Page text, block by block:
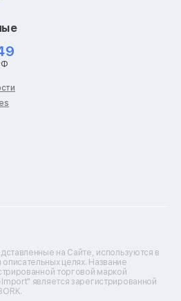
на Сайте, используются в
целях. Название
торговой маркой
является зарегистрированной